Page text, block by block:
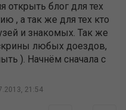
открыть блог для тех
, а так же для тех кто
и знакомых. Так же
любых доездов,
). Начнём сначала с
21:54